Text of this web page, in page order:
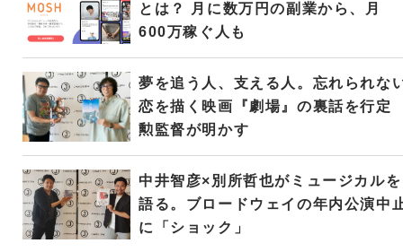
とは？ 月に数万円の副業から、月
600万稼ぐ人も
夢を追う人、支える人。忘れられな
恋を描く映画『劇場』の裏話を行定
勲監督が明かす
中井智彦×別所哲也がミュージカルを
語る。ブロードウェイの年内公演中
に「ショック」